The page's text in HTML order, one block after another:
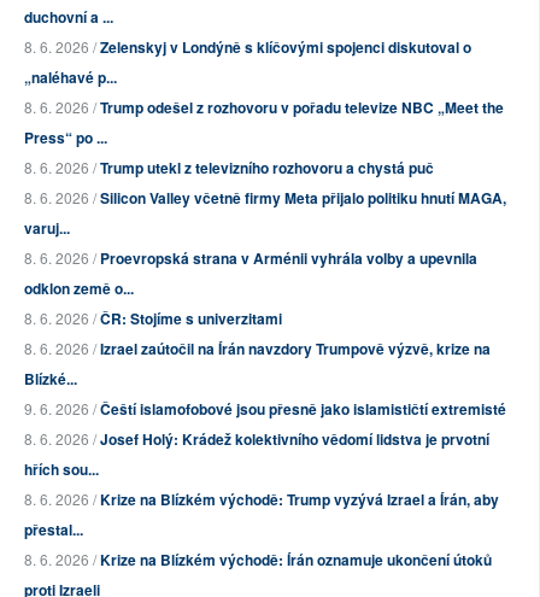
duchovní a ...
8. 6. 2026 /Zelenskyj v Londýně s klíčovými spojenci diskutoval o
„naléhavé p...
8. 6. 2026 /Trump odešel z rozhovoru v pořadu televize NBC „Meet the
Press“ po ...
8. 6. 2026 /Trump utekl z televizního rozhovoru a chystá puč
8. 6. 2026 /Silicon Valley včetně firmy Meta přijalo politiku hnutí MAGA,
varuj...
8. 6. 2026 /Proevropská strana v Arménii vyhrála volby a upevnila
odklon země o...
8. 6. 2026 /ČR: Stojíme s univerzitami
8. 6. 2026 /Izrael zaútočil na Írán navzdory Trumpově výzvě, krize na
Blízké...
9. 6. 2026 /Čeští islamofobové jsou přesně jako islamističtí extremisté
8. 6. 2026 /Josef Holý: Krádež kolektivního vědomí lidstva je prvotní
hřích sou...
8. 6. 2026 /Krize na Blízkém východě: Trump vyzývá Izrael a Írán, aby
přestal...
8. 6. 2026 /Krize na Blízkém východě: Írán oznamuje ukončení útoků
proti Izraeli